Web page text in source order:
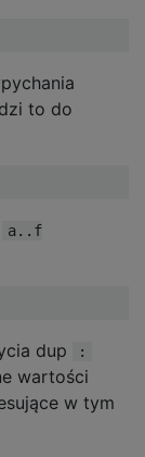
to do
a..f
dup :
wartości
w tym